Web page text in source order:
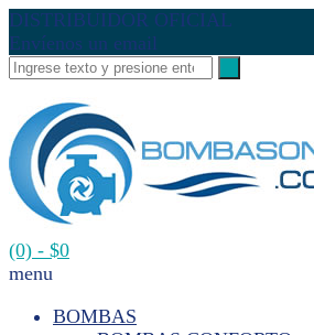
DISTRIBUIDOR OFICIAL
Envíenos un email
(0) - $0
menu
BOMBAS